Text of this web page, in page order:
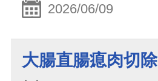
2026/06/09
大腸直腸瘜肉切除